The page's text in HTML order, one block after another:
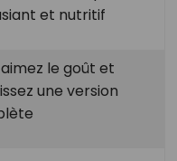
et nutritif
le goût et
une version